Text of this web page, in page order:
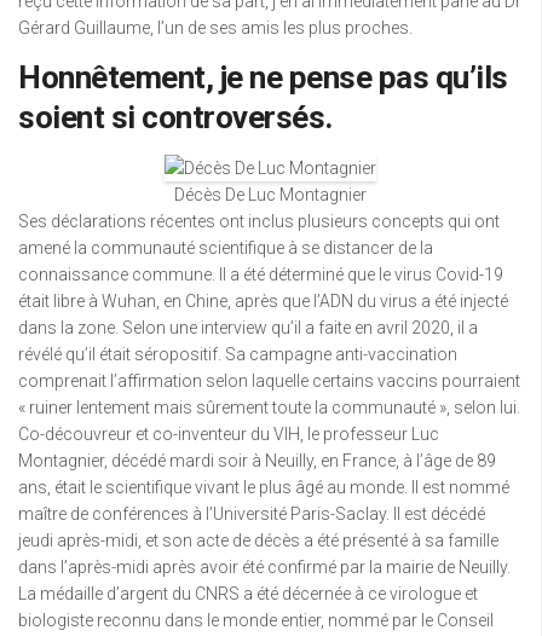
Gérard Guillaume, l’un de ses amis les plus proches.
Honnêtement, je ne pense pas qu’ils
soient si controversés.
Décès De Luc Montagnier
Ses déclarations récentes ont inclus plusieurs concepts qui ont
amené la communauté scientifique à se distancer de la
connaissance commune. Il a été déterminé que le virus Covid-19
était libre à Wuhan, en Chine, après que l’ADN du virus a été injecté
dans la zone. Selon une interview qu’il a faite en avril 2020, il a
révélé qu’il était séropositif. Sa campagne anti-vaccination
comprenait l’affirmation selon laquelle certains vaccins pourraient
« ruiner lentement mais sûrement toute la communauté », selon lui.
Co-découvreur et co-inventeur du VIH, le professeur Luc
Montagnier, décédé mardi soir à Neuilly, en France, à l’âge de 89
ans, était le scientifique vivant le plus âgé au monde. Il est nommé
maître de conférences à l’Université Paris-Saclay. Il est décédé
jeudi après-midi, et son acte de décès a été présenté à sa famille
dans l’après-midi après avoir été confirmé par la mairie de Neuilly.
La médaille d’argent du CNRS a été décernée à ce virologue et
biologiste reconnu dans le monde entier, nommé par le Conseil